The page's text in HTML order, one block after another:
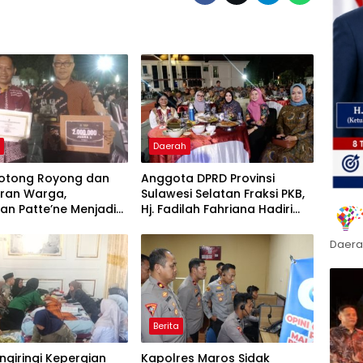
Royong dan
Warga,
Patte’ne Menjadi
Daerah
Anggota DPRD Provinsi
Sulawesi Selatan Fraksi PKB,
Hj. Fadilah Fahriana Hadiri
Menyalakan Lentera
Pengabdian Melalui Malam
Apresiasi dan Inovasi Award
2026
Kepergian
Berita
Kapolres Maros Sidak